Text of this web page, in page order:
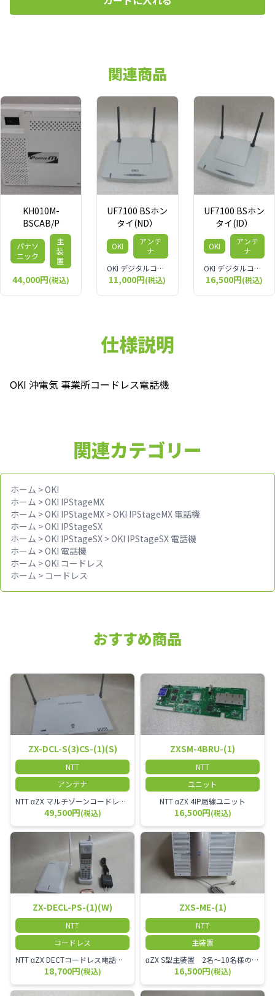
関連商品
KH010M-
BSCAB/P
パナソ
ニック
主
装
置
44,000円(税込)
UF7100 BSホン
タイ(ND）
OKI
アンテ
ナ
OKI デジタルコードレス増設接続装置
11,000円(税込)
UF7100 BSホン
タイ(ID）
OKI
アンテ
ナ
OKI デジタルコードレス メイン接続装置
16,500円(税込)
仕様説明
OKI 沖電気 事業所コードレス電話機
関連カテゴリー
ホーム >OKI
ホーム >OKI IPStageMX
ホーム >OKI IPStageMX >OKI IPStageMX 電話機
ホーム >OKI IPStageSX
ホーム >OKI IPStageSX >OKI IPStageSX 電話機
ホーム >OKI 電話機
ホーム >OKI コードレス
ホーム > コードレス
おすすめ商品
ZX-DCL-S(3)CS-(1)(S)
NTT
アンテナ
NTT αZX マルチゾーンコードレススター増設アンテナ
49,500円(税込)
ZXSM-4BRU-(1)
NTT
ユニット
NTT αZX 4IP局線ユニット
16,500円(税込)
ZX-DECL-PS-(1)(W)
NTT
コードレス
NTT αZX DECTコードレス電話機 電波方式がDECTで、 防水機能（IPX4:あらゆる方向からの水の飛まつを受けても有害な影響を受けない。)を備えた 接続装置と子機の一対シングルゾーンコードレスです。
18,700円(税込)
ZXS-ME-(1)
NTT
主装置
αZX S型主装置 2名～10名様のオフィスに適しております。
16,500円(税込)